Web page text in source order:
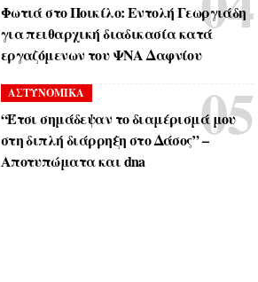
Φωτιά στο Ποικίλο: Εντολή Γεωργιάδη
για πειθαρχική διαδικασία κατά
εργαζόμενων του ΨΝΑ Δαφνίου
ΑΣΤΥΝΟΜΙΚΑ
“Έτσι σημάδεψαν το διαμέρισμά μου
στη διπλή διάρρηξη στο Δάσος” –
Αποτυπώματα και dna